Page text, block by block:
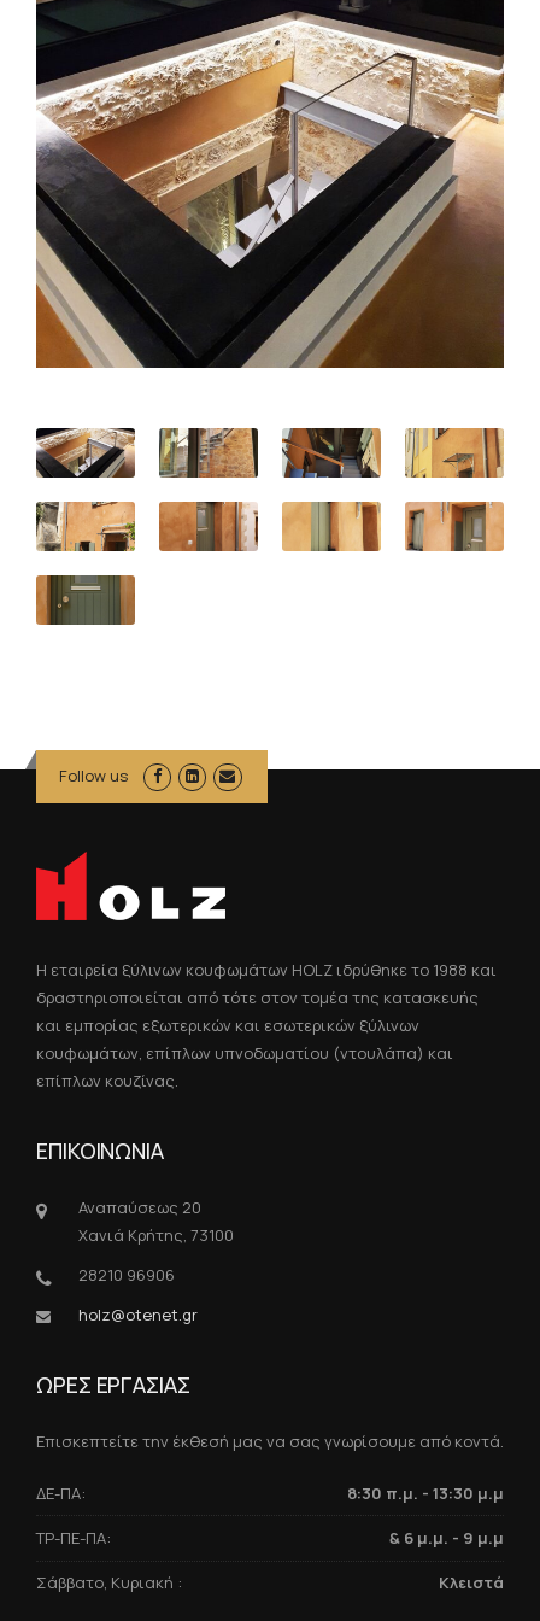
Follow us
Η εταιρεία ξύλινων κουφωμάτων HOLZ ιδρύθηκε το 1988 και
δραστηριοποιείται από τότε στον τομέα της κατασκευής
και εμπορίας εξωτερικών και εσωτερικών ξύλινων
κουφωμάτων, επίπλων υπνοδωματίου (ντουλάπα) και
επίπλων κουζίνας.
ΕΠΙΚΟΙΝΩΝΙΑ
Αναπαύσεως 20
Χανιά Κρήτης, 73100
28210 96906
holz@otenet.gr
ΩΡΕΣ ΕΡΓΑΣΙΑΣ
Επισκεπτείτε την έκθεσή μας να σας γνωρίσουμε από κοντά.
ΔΕ-ΠΑ: 8:30 π.μ. - 13:30 μ.μ
ΤΡ-ΠΕ-ΠΑ: & 6 μ.μ. - 9 μ.μ
Σάββατο, Κυριακή : Κλειστά